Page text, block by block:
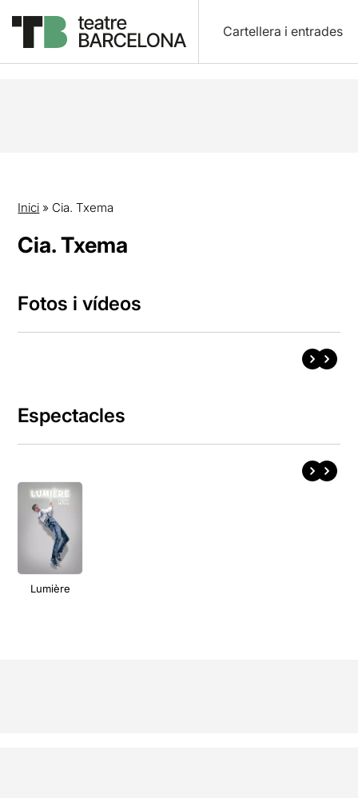
Cartellera i entrades
Inici » Cia. Txema
Cia. Txema
Fotos i vídeos
Espectacles
Lumière